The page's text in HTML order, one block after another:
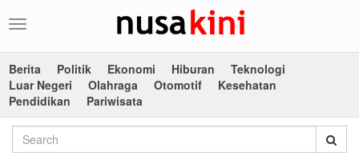
Toggle
Berita
Politik Ekonomi Hiburan
Teknologi
Luar Negeri
Olahraga Otomotif
Kesehatan
Pendidikan
Pariwisata